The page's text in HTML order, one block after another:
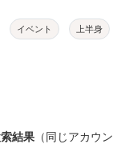
イベント 上半身
結果 （同じアカウ